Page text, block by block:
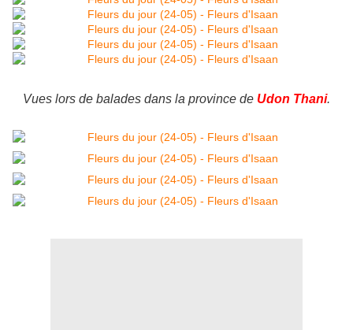
Vues lors de balades dans la province de Udon Thani.